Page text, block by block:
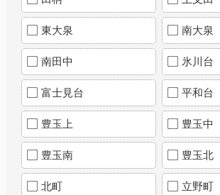
東大泉 南大泉
南田中 氷川台
富士見台 平和台
豊玉上 豊玉中
豊玉南 豊玉北
北町 立野町